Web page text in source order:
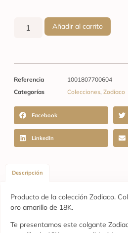
Añadir al carrito
Referencia
1001807700604
Categorías
Colecciones, Zodiaco
Facebook
LinkedIn
Descripción
Producto de la colección Zodiaco.
oro amarillo de 18K.
Te presentamos este colgante